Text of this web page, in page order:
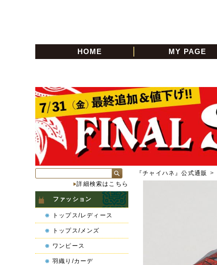
HOME MY PAGE
『チャイハネ』公式通販 >
詳細検索はこちら
ファッション
トップス/レディース
トップス/メンズ
ワンピース
羽織り/カーデ